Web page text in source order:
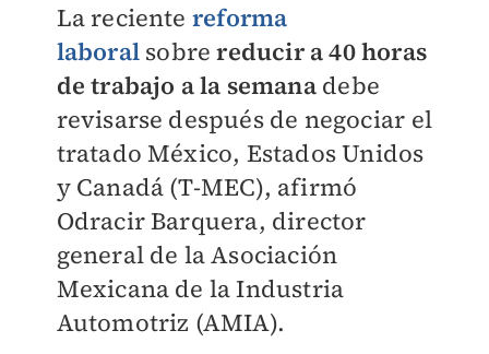
La reciente reforma
laboralsobrereducir a 40 horas
de trabajo a la semanadebe
revisarse después de negociar el
tratado México, Estados Unidos
y Canadá (T-MEC), afirmó
Odracir Barquera, director
general de la Asociación
Mexicana de la Industria
Automotriz (AMIA).